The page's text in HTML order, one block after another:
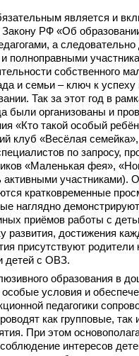
является и
Закону РФ «Об
а
полноправными
собственного
и семьи – ключ к успеху
Так за этот год в
были организованы и
«Кто такой особый
клуб «Весёлая семейка»,
по запросу,
«Маленькая фея»,
участниками).
кратковременные
наглядно
приёмов работы с
развития, достижения
присутствуют родители
детей с ОВЗ.
образования в
условия и
педагогики
как групповые, так
При этом
интересов